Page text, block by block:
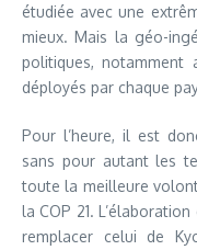
étudiée avec une
mieux. Mais la géo-
politiques, notamment
déployés par chaque
Pour l’heure, il est
sans pour autant les
toute la meilleure
la COP 21.
remplacer celui de